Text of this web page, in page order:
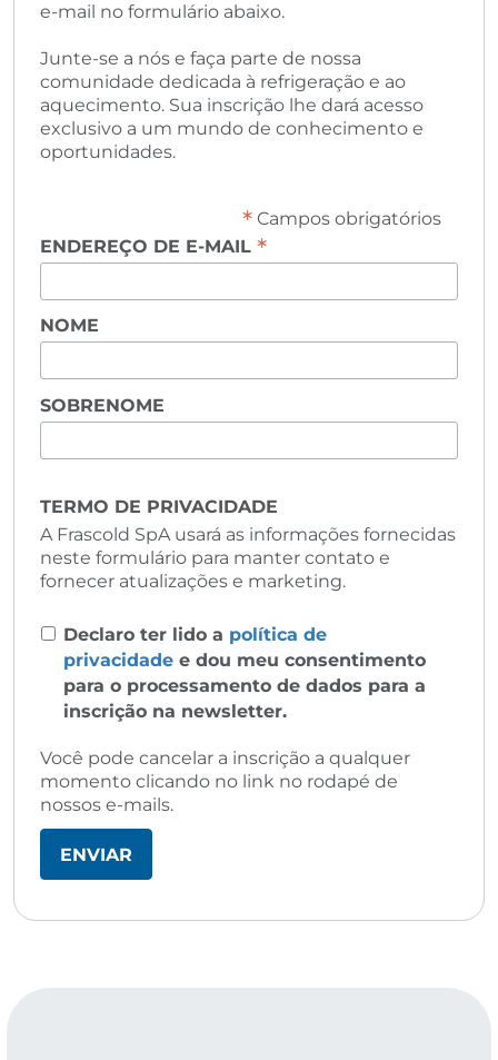
e-mail no formulário abaixo.
Junte-se a nós e faça parte de nossa
comunidade dedicada à refrigeração e ao
aquecimento. Sua inscrição lhe dará acesso
exclusivo a um mundo de conhecimento e
oportunidades.
*Campos obrigatórios
ENDEREÇO DE E-MAIL *
NOME
SOBRENOME
TERMO DE PRIVACIDADE
A Frascold SpA usará as informações fornecidas
neste formulário para manter contato e
fornecer atualizações e marketing.
Declaro ter lido a política de
privacidade e dou meu consentimento
para o processamento de dados para a
inscrição na newsletter.
Você pode cancelar a inscrição a qualquer
momento clicando no link no rodapé de
nossos e-mails.